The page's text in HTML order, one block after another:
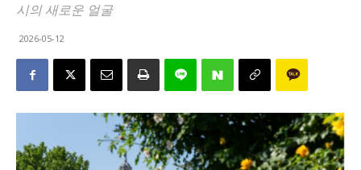
시의 새로운 얼굴
2026-05-12